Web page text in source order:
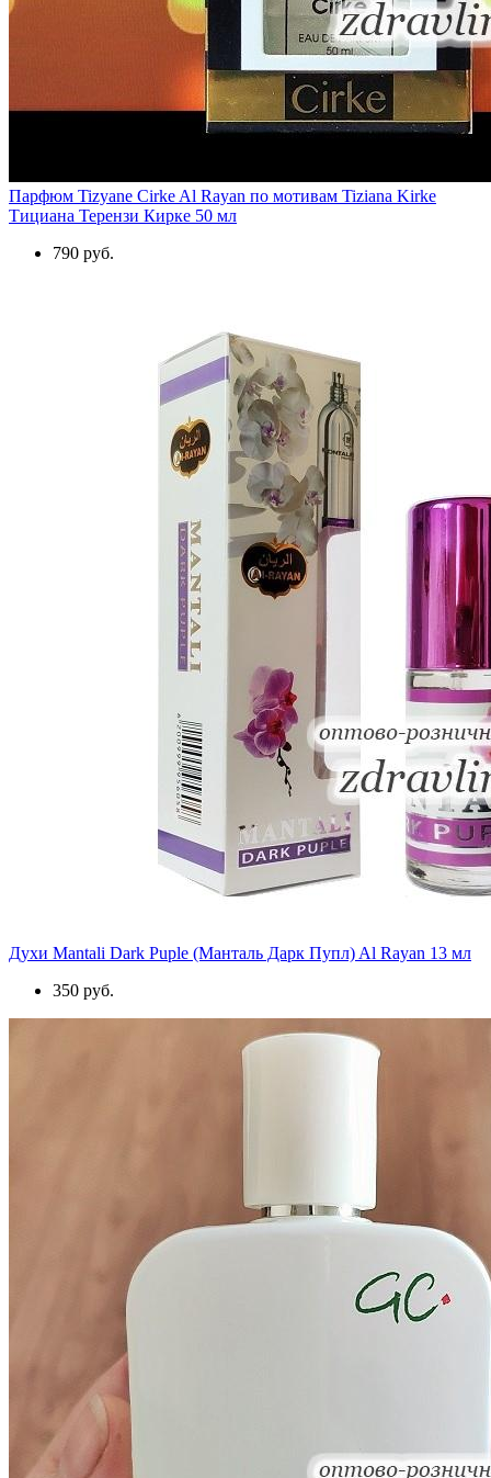
Парфюм Tizyane Cirke Al Rayan по мотивам Tiziana Kirke
Тициана Терензи Кирке 50 мл
790 руб.
Духи Mantali Dark Puple (Манталь Дарк Пупл) Al Rayan 13 мл
350 руб.